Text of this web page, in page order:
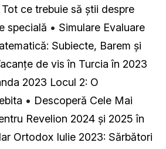
ce trebuie să știi despre
specială • Simulare Evaluare
Subiecte, Barem și
de vis în Turcia în 2023
2023 Locul 2: O
• Descoperă Cele Mai
Revelion 2024 și 2025 în
Ortodox Iulie 2023: Sărbători